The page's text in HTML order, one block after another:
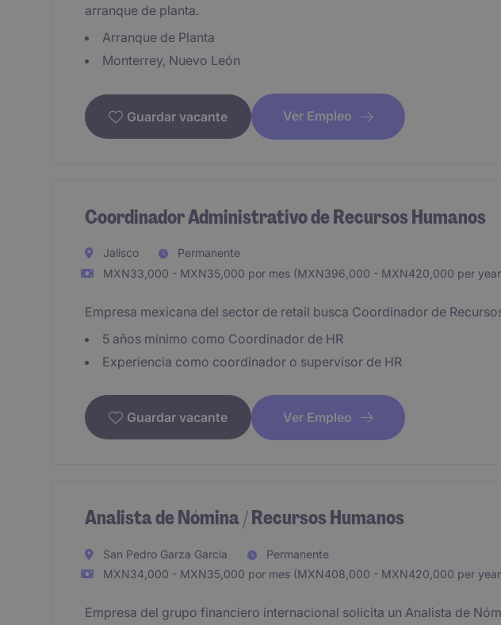
arranque de planta.
Arranque de Planta
Monterrey, Nuevo León
Guardar vacante Ver Empleo
Coordinador Administrativo de Recursos Humanos
Jalisco
Permanente
MXN33,000 - MXN35,000 por mes (MXN396,000 - MXN420,000 per
Empresa mexicana del sector de retail busca Coordinador de
5 años mínimo como Coordinador de HR
Experiencia como coordinador o supervisor de HR
Guardar vacante Ver Empleo
Analista de Nómina / Recursos Humanos
San Pedro Garza García
Permanente
MXN34,000 - MXN35,000 por mes (MXN408,000 - MXN420,000 per
Empresa del grupo financiero internacional solicita un Analista de